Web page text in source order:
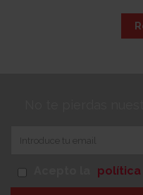
política